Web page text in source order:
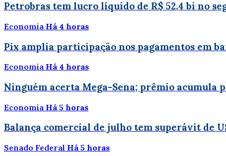
Petrobras tem lucro líquido de R$ 52,4 bi no
Economia Há 4 horas
Pix amplia participação nos pagamentos em
Economia Há 4 horas
Ninguém acerta Mega-Sena; prêmio acumula
Economia Há 5 horas
Balança comercial de julho tem superávit de
Senado Federal Há 5 horas